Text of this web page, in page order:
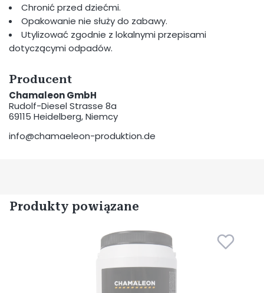
Chronić przed dziećmi.
Opakowanie nie służy do zabawy.
Utylizować zgodnie z lokalnymi przepisami
dotyczącymi odpadów.
Producent
Chamaleon GmbH
Rudolf-Diesel Strasse 8a
69115 Heidelberg, Niemcy
info@chamaeleon-produktion.de
Produkty powiązane